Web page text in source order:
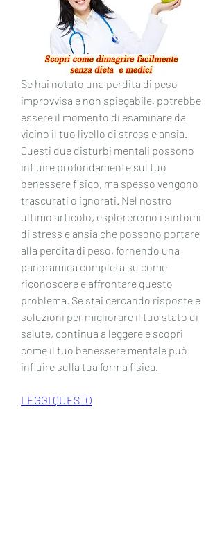
Se hai notato una perdita di peso
improvvisa e non spiegabile, potrebbe
essere il momento di esaminare da
vicino il tuo livello di stress e ansia.
Questi due disturbi mentali possono
influire profondamente sul tuo
benessere fisico, ma spesso vengono
trascurati o ignorati. Nel nostro
ultimo articolo, esploreremo i sintomi
di stress e ansia che possono portare
alla perdita di peso, fornendo una
panoramica completa su come
riconoscere e affrontare questo
problema. Se stai cercando risposte e
soluzioni per migliorare il tuo stato di
salute, continua a leggere e scopri
come il tuo benessere mentale può
influire sulla tua forma fisica.
LEGGI QUESTO